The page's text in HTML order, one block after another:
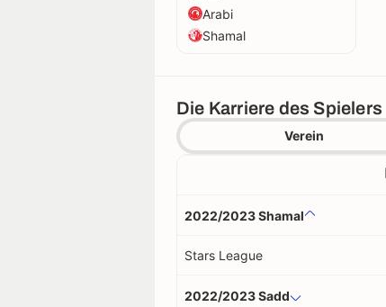
Arabi
Shamal
Die Karriere des Spielers
Verein
2022/2023 Shamal
Stars League
2022/2023 Sadd